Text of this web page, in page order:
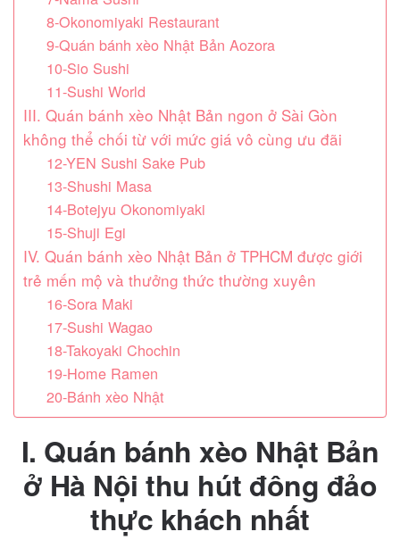
8-Okonomiyaki Restaurant
9-Quán bánh xèo Nhật Bản Aozora
10-Sio Sushi
11-Sushi World
III. Quán bánh xèo Nhật Bản ngon ở Sài Gòn
không thể chối từ với mức giá vô cùng ưu đãi
12-YEN Sushi Sake Pub
13-Shushi Masa
14-Botejyu Okonomiyaki
15-Shuji Egi
IV. Quán bánh xèo Nhật Bản ở TPHCM được giới
trẻ mến mộ và thưởng thức thường xuyên
16-Sora Maki
17-Sushi Wagao
18-Takoyaki Chochin
19-Home Ramen
20-Bánh xèo Nhật
I. Quán bánh xèo Nhật Bản
ở Hà Nội thu hút đông đảo
thực khách nhất